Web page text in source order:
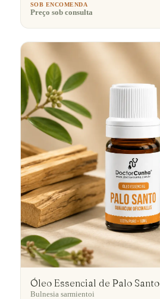
SOB ENCOMENDA
Preço sob consulta
Óleo Essencial de Palo Santo
Bulnesia sarmientoi